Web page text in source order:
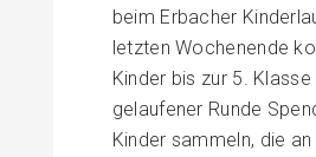
beim Erbacher
letzten Wochenende
Kinder bis zur 5.
gelaufener Runde
Kinder sammeln, die